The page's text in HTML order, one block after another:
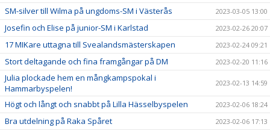
SM-silver till Wilma på ungdoms-SM i Västerås 2023-03-05 13:00
Josefin och Elise på junior-SM i Karlstad 2023-02-26 20:07
17 MIKare uttagna till Svealandsmästerskapen 2023-02-24 09:21
Stort deltagande och fina framgångar på DM 2023-02-20 11:16
Julia plockade hem en mångkampspokal i
Hammarbyspelen!
2023-02-13 14:59
Högt och långt och snabbt på Lilla Hässelbyspelen 2023-02-06 18:24
Bra utdelning på Raka Spåret 2023-02-06 17:13